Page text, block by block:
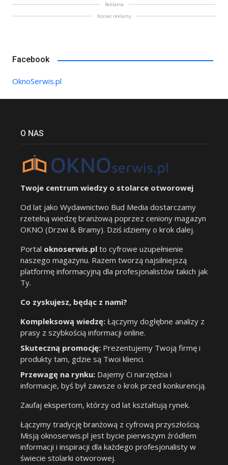
Reklama
Koniec reklamy
Facebook
OknoSerwis.pl
O NAS
Twoje centrum wiedzy o stolarce otworowej
Od lat jako Wydawnictwo Bud Media dostarczamy
rzetelną wiedzę branżową poprzez ceniony magazyn
OKNO (Drzwi & Bramy). Dziś idziemy o krok dalej.
Portal oknoserwis.pl to cyfrowe uzupełnienie
naszego magazynu. Razem tworzą najsilniejszą
platformę informacyjną dla profesjonalistów takich jak
Ty.
Co zyskujesz, będąc z nami?
Kompleksową wiedzę: Łączymy dogłębne analizy z
prasy z szybkością informacji online.
Skuteczną promocję: Prezentujemy Twoją firmę i
produkty tam, gdzie są Twoi klienci.
Przewagę na rynku: Dajemy Ci narzędzia i
informacje, byś był zawsze o krok przed konkurencją.
Zaufaj ekspertom, którzy od lat kształtują rynek.
Łączymy tradycję branżową z cyfrową przyszłością.
Misją oknoserwis.pl jest bycie pierwszym źródłem
informacji i inspiracji dla każdego profesjonalisty w
świecie stolarki otworowej.